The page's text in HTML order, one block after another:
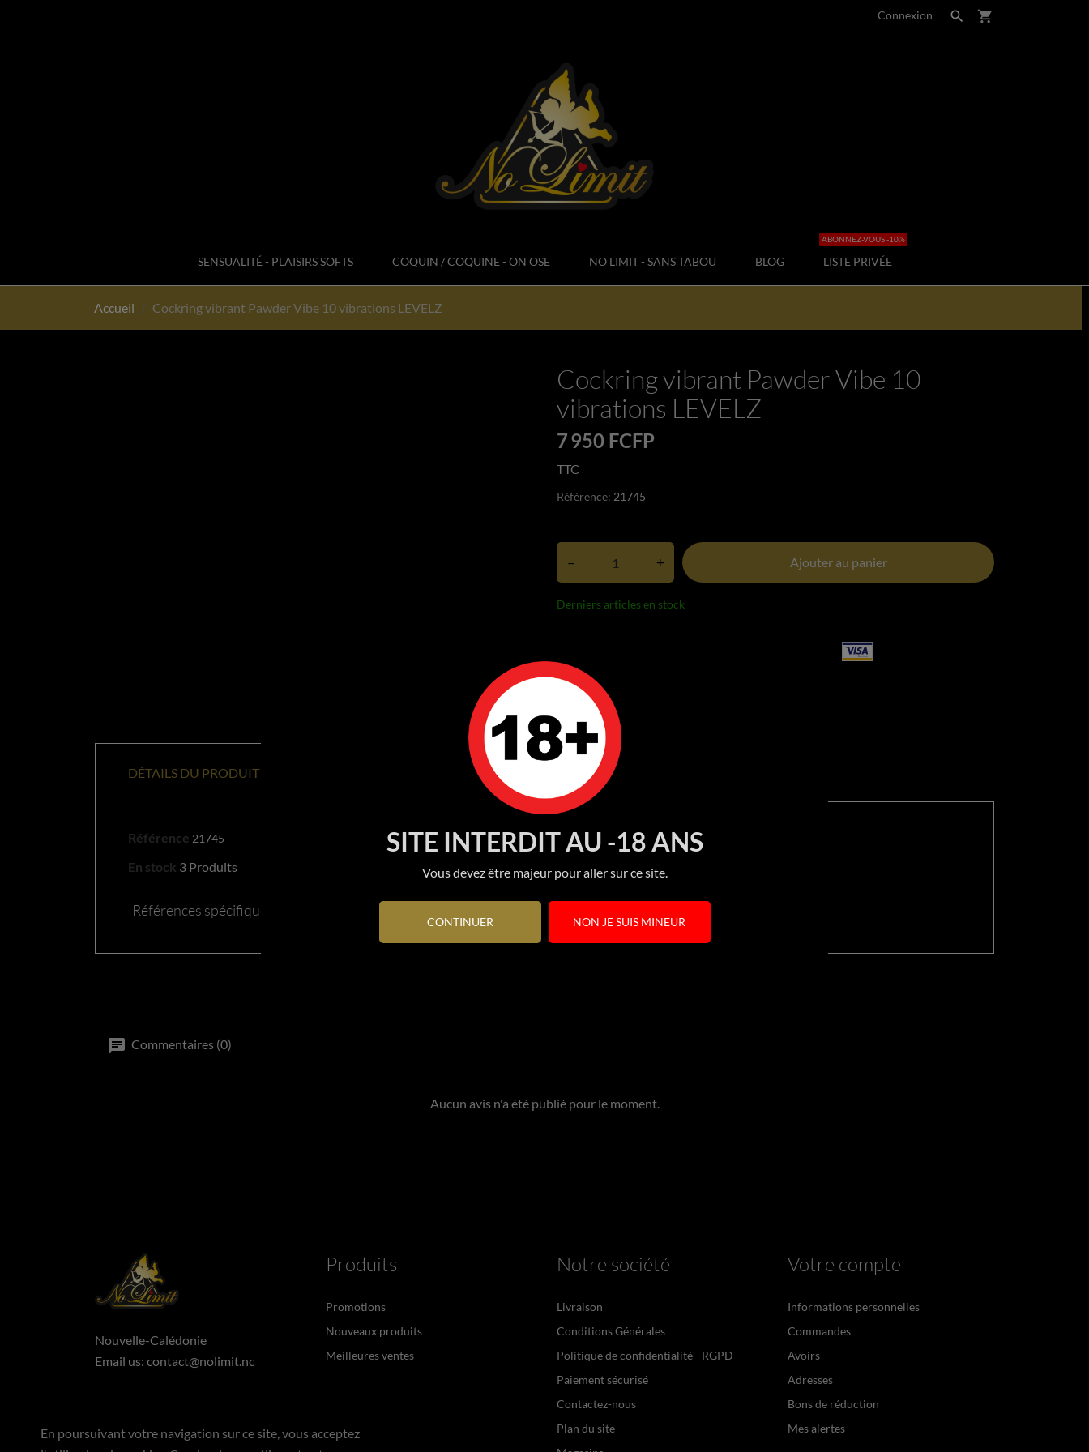
SITE INTERDIT AU -18 ANS
Vous devez être majeur pour aller sur ce site.
CONTINUER NON JE SUIS MINEUR
En poursuivant votre navigation sur ce site, vous acceptez
Connexion  shopping_cart
SENSUALITÉ - PLAISIRS SOFTS COQUIN / COQUINE - ON OSE NO LIMIT - SANS TABOU BLOG LISTE PRIVÉE
ABONNEZ-VOUS -10%
Accueil Cockring vibrant Pawder Vibe 10 vibrations LEVELZ
Cockring vibrant Pawder Vibe 10
vibrations LEVELZ
7 950 FCFP
TTC
Référence: 21745
– + Ajouter au panier
Derniers articles en stock
DÉTAILS DU PRODUIT
Référence 21745
En stock 3 Produits
Références spécifiques
Commentaires (0)
Aucun avis n'a été publié pour le moment.
Nouvelle-Calédonie
Email us: contact@nolimit.nc
Produits
Promotions
Nouveaux produits
Meilleures ventes
Notre société
Livraison
Conditions Générales
Politique de confidentialité - RGPD
Paiement sécurisé
Contactez-nous
Plan du site
Votre compte
Informations personnelles
Commandes
Avoirs
Adresses
Bons de réduction
Mes alertes